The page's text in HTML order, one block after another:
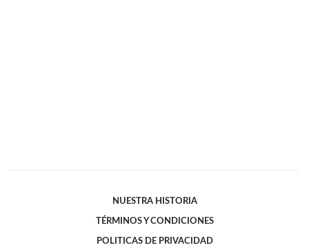
NUESTRA HISTORIA
TÉRMINOS Y CONDICIONES
POLITICAS DE PRIVACIDAD